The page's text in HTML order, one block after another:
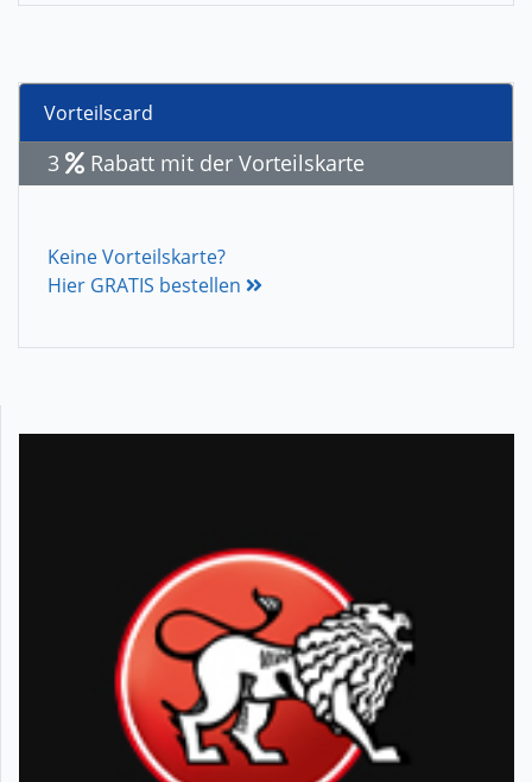
Vorteilscard
3 Rabatt mit der Vorteilskarte
Keine Vorteilskarte?
Hier GRATIS bestellen